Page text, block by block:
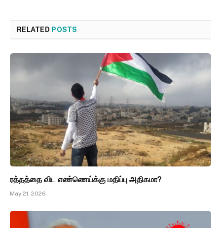
RELATED POSTS
ரத்தத்தை விட எண்ணெய்க்கு மதிப்பு அதிகமா?
May 21, 2026